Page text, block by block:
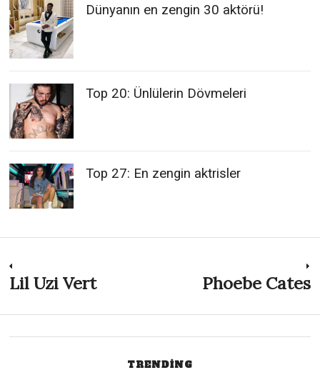
Dünyanın en zengin 30 aktörü!
Top 20: Ünlülerin Dövmeleri
Top 27: En zengin aktrisler
Post
navigation
Previous
Lil Uzi Vert Phoebe Cates
TRENDING